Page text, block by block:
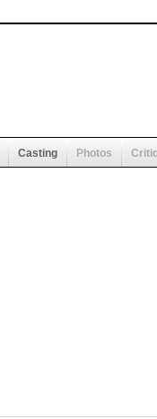
Casting Photos